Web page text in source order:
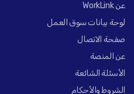
عن WorkLink
لوحة بيانات سوق العمل
صفحة الاتصال
عن المنصة
الأسئلة الشائعة
الشروط والأحكام